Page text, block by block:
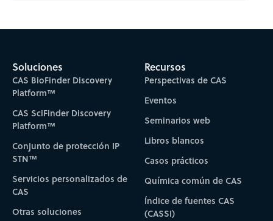
Soluciones
CAS BioFinder Discovery
Platform™
CAS SciFinder Discovery
Platform™
Conjunto de protección IP
STN™
Servicios personalizados de
CAS
Otras soluciones
Recursos
Perspectivas de CAS
Eventos
Seminarios web
Libros blancos
Casos prácticos
Química común de CAS
Índice de fuentes CAS
(CASSI)